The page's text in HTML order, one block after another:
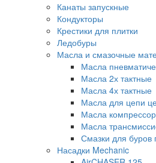
Канаты запускные
Кондукторы
Крестики для плитки
Ледобуры
Масла и смазочные
Масла
Масла 2х тактные
Масла 4х тактные
Масла для цепи
Масла
Масла
Смазки для буров
Насадки Mechanic